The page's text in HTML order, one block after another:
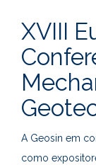
XVIII
A Geosin em
como